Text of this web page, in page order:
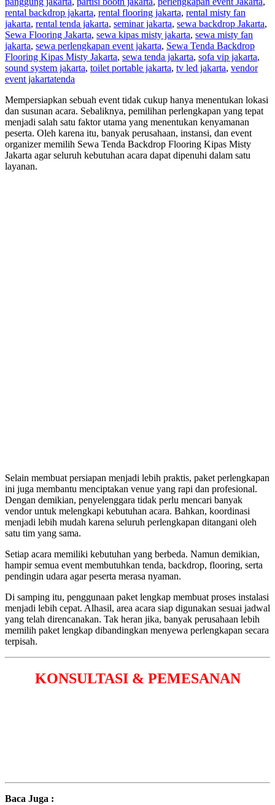
rental backdrop jakarta, rental flooring jakarta, rental misty fan
jakarta, rental tenda jakarta, seminar jakarta, sewa backdrop Jakarta,
Sewa Flooring Jakarta, sewa kipas misty jakarta, sewa misty fan
jakarta, sewa perlengkapan event jakarta, Sewa Tenda Backdrop
Flooring Kipas Misty Jakarta, sewa tenda jakarta, sofa vip jakarta,
sound system jakarta, toilet portable jakarta, tv led jakarta, vendor
event jakartatenda
Mempersiapkan sebuah event tidak cukup hanya menentukan lokasi
dan susunan acara. Sebaliknya, pemilihan perlengkapan yang tepat
menjadi salah satu faktor utama yang menentukan kenyamanan
peserta. Oleh karena itu, banyak perusahaan, instansi, dan event
organizer memilih Sewa Tenda Backdrop Flooring Kipas Misty
Jakarta agar seluruh kebutuhan acara dapat dipenuhi dalam satu
layanan.
Selain membuat persiapan menjadi lebih praktis, paket perlengkapan
ini juga membantu menciptakan venue yang rapi dan profesional.
Dengan demikian, penyelenggara tidak perlu mencari banyak
vendor untuk melengkapi kebutuhan acara. Bahkan, koordinasi
menjadi lebih mudah karena seluruh perlengkapan ditangani oleh
satu tim yang sama.
Setiap acara memiliki kebutuhan yang berbeda. Namun demikian,
hampir semua event membutuhkan tenda, backdrop, flooring, serta
pendingin udara agar peserta merasa nyaman.
Di samping itu, penggunaan paket lengkap membuat proses instalasi
menjadi lebih cepat. Alhasil, area acara siap digunakan sesuai jadwal
yang telah direncanakan. Tak heran jika, banyak perusahaan lebih
memilih paket lengkap dibandingkan menyewa perlengkapan secara
terpisah.
KONSULTASI & PEMESANAN
Baca Juga :